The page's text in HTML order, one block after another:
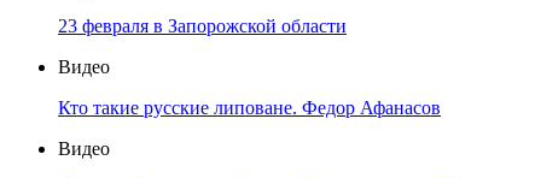
23 февраля в Запорожской области
Видео
Кто такие русские липоване. Федор Афанасов
Видео